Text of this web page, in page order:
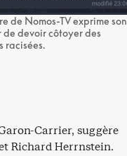
de Nomos-TV exprime son
de devoir côtoyer des
racisées.
Carrier, suggère
Richard Herrnstein.